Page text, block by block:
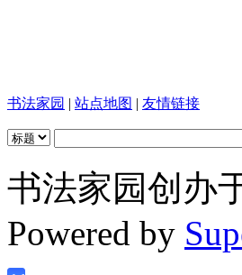
书法家园 | 站点地图 | 友情链接
书法家园创办
Powered by